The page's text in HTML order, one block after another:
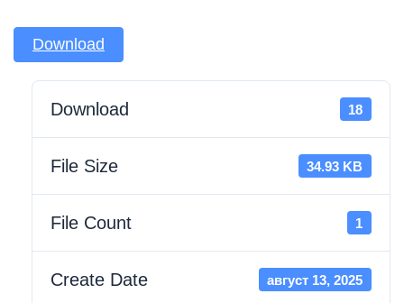
Download
Download 18
File Size 34.93 KB
File Count 1
Create Date август 13, 2025